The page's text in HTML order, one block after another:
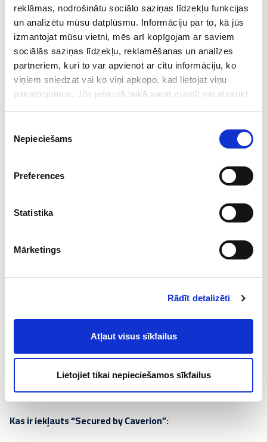
reklāmas, nodrošinātu sociālo saziņas līdzekļu funkcijas
un analizētu mūsu datplūsmu. Informāciju par to, kā jūs
izmantojat mūsu vietni, mēs arī kopīgojam ar saviem
sociālās saziņas līdzekļu, reklamēšanas un analīzes
partneriem, kuri to var apvienot ar citu informāciju, ko
viņiem sniedzat vai ko viņi apkopo, kad lietojat viņu
pakalpojumus. Jūs jebkurā laikā varat mainīt vai atsaukt
izvēle
Nepieciešams
Preferences
Statistika
Mārketings
Rādīt detalizēti
Atļaut visus sīkfailus
Lietojiet tikai nepieciešamos sīkfailus
Durvju kontrole
Balss izziņošanas sistēma
Ugunsdzēsības sistēmas
Ūdens izsmidzināšanas (sprinkleri) sistēmas
Gāzes ugunsdzēšanas sistēmas
Virtuves ugunsdzēšanas sistēmas
Putu ugunsdzēšanas sistēmas
Ugunsdzēsības līdzekļi (ugunsdzēšanas
aparāti, segas)
Dūmu novadīšana
Mūsu darbiniekiem ir plašas zināšanas šo sistēmu
“Secured by Caverion” garantē
jūsu īpašuma drošību
pieturas aģentūras” koncepcija jūsu īpašuma drošībai. Mūsu
prasmīgie tehniķi izmanto mērogojamas un atvērtas
platformas ar ilgu dzīves ciklu. Tas nozīmē, ka jūs neesat
piesaistīti tikai vienam produktu piegādātājam. Jūs varēsiet
turpināt sadarbību ar mums tāpēc, ka vēlaties, nevis tāpēc, ka
esat spiesti to darīt.
Kas ir iekļauts “Secured by Caverion”: